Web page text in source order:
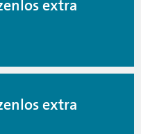
extra
extra